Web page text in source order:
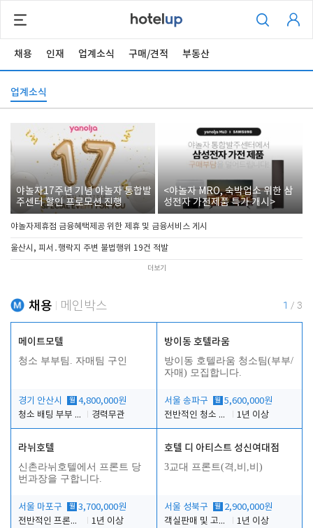
채용 인재 업계소식 구매/견적 부동산
업계소식
야놀자17주년 기념 야놀자 통합발
주센터 할인 프로모션 진행
<야놀자 MRO, 숙박업소 위한 삼
성전자 가전제품 특가 개시>
야놀자제휴점 금융혜택제공 위한 제휴 및 금융서비스 게시
울산시, 피서․행락지 주변 불법행위 19건 적발
더보기
채용 메인박스 1 / 3
메이트모텔
청소 부부팀. 자매팀 구인
경기 안산시 월 4,800,000원
청소 배팅 부부 구합니다
경력무관
방이동 호텔라움
방이동 호텔라움 청소팀(부부/
자매) 모집합니다.
서울 송파구 월 5,600,000원
전반적인 청소 업무(객실청소.객실정리)
1년 이상
라뉘호텔
신촌라뉘호텔에서 프론트 당
번과장을 구합니다.
서울 마포구 월 3,700,000원
전반적인 프론트 당번업무
1년 이상
호텔 디 아티스트 성신여대점
3교대 프론트(격,비,비)
서울 성북구 월 2,900,000원
객실판매 및 고객응대
1년 이상